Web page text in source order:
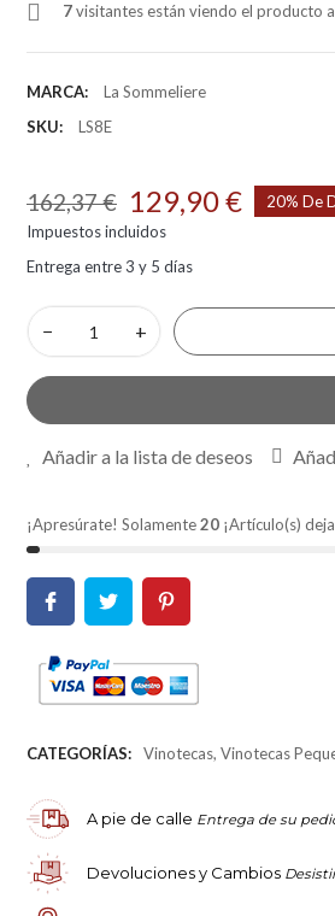
7visitantes están viendo el producto
MARCA:
La Sommeliere
SKU:
LS8E
162,37 € 129,90 €
20% De
Impuestos incluidos
Entrega entre 3 y 5 días
− +
Añadir a la lista de deseos
¡Apresúrate! Solamente20 ¡Artículo(s)
CATEGORÍAS: Vinotecas, Vinotecas
A pie de calle Entrega de su
Devoluciones y Cambios